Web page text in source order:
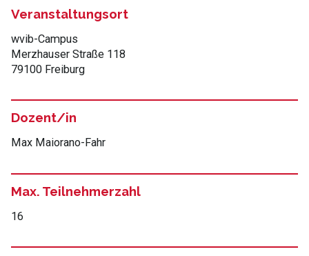
Veranstaltungsort
wvib-Campus
Merzhauser Straße 118
79100 Freiburg
Dozent/in
Max Maiorano-Fahr
Max. Teilnehmerzahl
16